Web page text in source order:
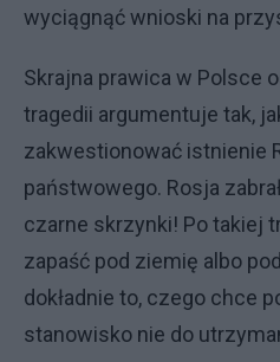
wyciągnąć wnioski na
Skrajna prawica w Polsce
tragedii argumentuje tak,
zakwestionować istnienie
państwowego. Rosja
czarne skrzynki! Po takiej
zapaść pod ziemię albo
dokładnie to, czego chce
stanowisko nie do